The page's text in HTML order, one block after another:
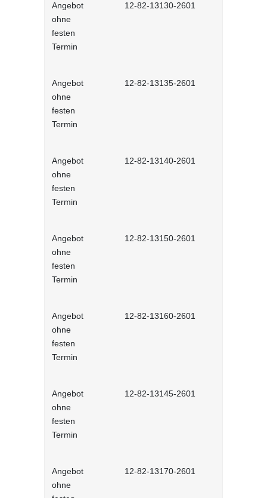
Angebot
ohne
festen
Termin
12-82-13130-2601
Angebot
ohne
festen
Termin
12-82-13135-2601
Angebot
ohne
festen
Termin
12-82-13140-2601
Angebot
ohne
festen
Termin
12-82-13150-2601
Angebot
ohne
festen
Termin
12-82-13160-2601
Angebot
ohne
festen
Termin
12-82-13145-2601
Angebot
ohne
12-82-13170-2601